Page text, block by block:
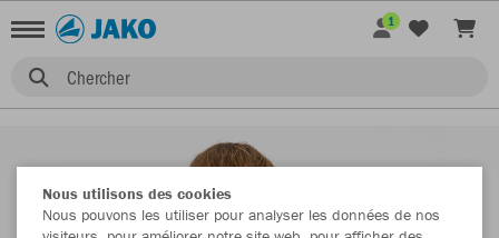
Chercher
1
Nous utilisons des cookies
Nous pouvons les utiliser pour analyser les données de nos